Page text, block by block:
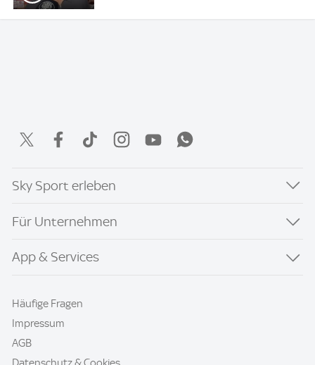
Sky Sport erleben
Für Unternehmen
App & Services
Häufige Fragen
Impressum
AGB